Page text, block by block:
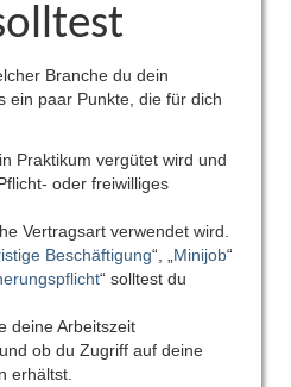
Branche du dein
ein paar Punkte, die für dich
Praktikum vergütet wird und
oder freiwilliges
Vertragsart verwendet wird.
Beschäftigung“, „ Minijob“
“ solltest du
deine Arbeitszeit
ob du Zugriff auf deine
erhältst.